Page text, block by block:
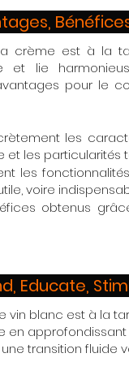
crème est à la
lie
pour le
les
et les
les
voire
obtenus
Educate,
vin blanc est à la
en
transition fluide